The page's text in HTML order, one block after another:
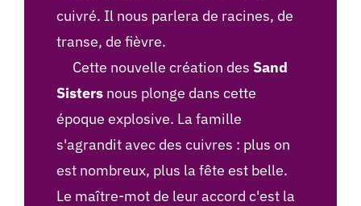
cuivré. Il nous parlera de racines, de
transe, de fièvre.
Cette nouvelle création des Sand
Sisters nous plonge dans cette
époque explosive. La famille
s'agrandit avec des cuivres : plus on
est nombreux, plus la fête est belle.
Le maître-mot de leur accord c'est la